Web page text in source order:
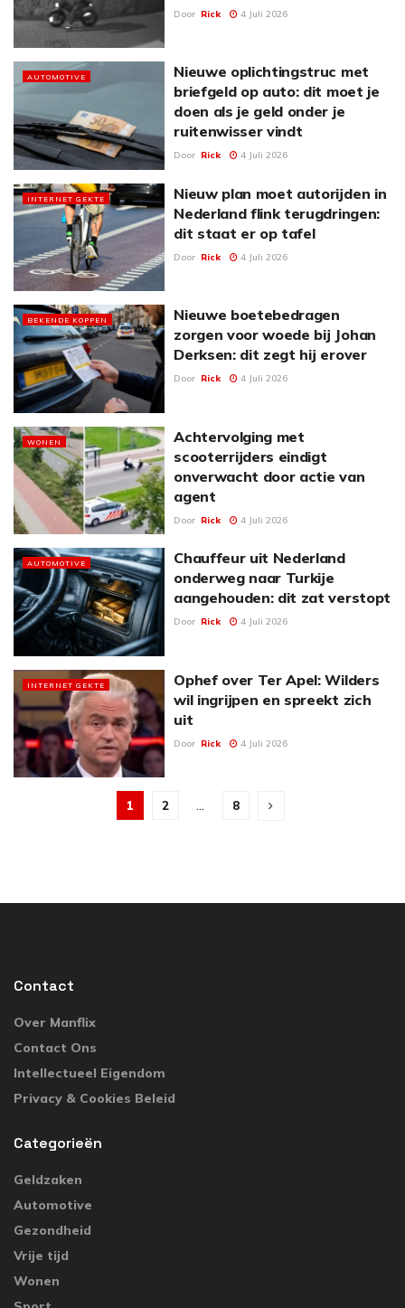
Door Rick 4 Juli 2026
AUTOMOTIVE
Nieuwe oplichtingstruc met
briefgeld op auto: dit moet je
doen als je geld onder je
ruitenwisser vindt
Door Rick 4 Juli 2026
INTERNET GEKTE
Nieuw plan moet autorijden in
Nederland flink terugdringen:
dit staat er op tafel
Door Rick 4 Juli 2026
BEKENDE KOPPEN
Nieuwe boetebedragen
zorgen voor woede bij Johan
Derksen: dit zegt hij erover
Door Rick 4 Juli 2026
WONEN
Achtervolging met
scooterrijders eindigt
onverwacht door actie van
agent
Door Rick 4 Juli 2026
AUTOMOTIVE
Chauffeur uit Nederland
onderweg naar Turkije
aangehouden: dit zat verstopt
Door Rick 4 Juli 2026
INTERNET GEKTE
Ophef over Ter Apel: Wilders
wil ingrijpen en spreekt zich
uit
Door Rick 4 Juli 2026
1 2 … 8
Contact
Over Manflix
Contact Ons
Intellectueel Eigendom
Privacy & Cookies Beleid
Categorieën
Geldzaken
Automotive
Gezondheid
Vrije tijd
Wonen